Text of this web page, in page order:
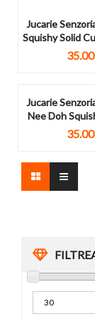
Jucarie
Squishy Solid
35.00
Jucarie
Nee Doh
De...
35.00